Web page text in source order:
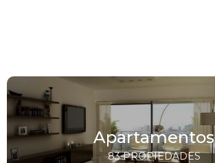
Apartamentos
83 PROPIEDADES